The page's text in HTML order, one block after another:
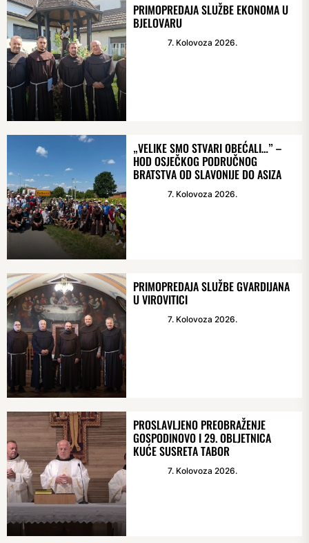
PRIMOPREDAJA SLUŽBE EKONOMA U
BJELOVARU
7. Kolovoza 2026.
„VELIKE SMO STVARI OBEĆALI…” –
HOD OSJEČKOG PODRUČNOG
BRATSTVA OD SLAVONIJE DO ASIZA
7. Kolovoza 2026.
PRIMOPREDAJA SLUŽBE GVARDIJANA
U VIROVITICI
7. Kolovoza 2026.
PROSLAVLJENO PREOBRAŽENJE
GOSPODINOVO I 29. OBLJETNICA
KUĆE SUSRETA TABOR
7. Kolovoza 2026.